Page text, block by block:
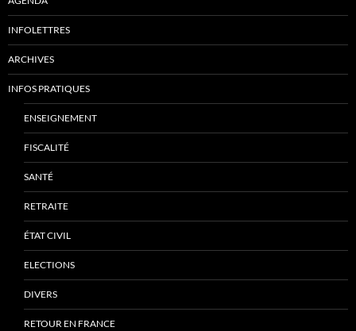
INFOLETTRES
ARCHIVES
INFOS PRATIQUES
ENSEIGNEMENT
FISCALITÉ
SANTÉ
RETRAITE
ÉTAT CIVIL
ELECTIONS
DIVERS
RETOUR EN FRANCE